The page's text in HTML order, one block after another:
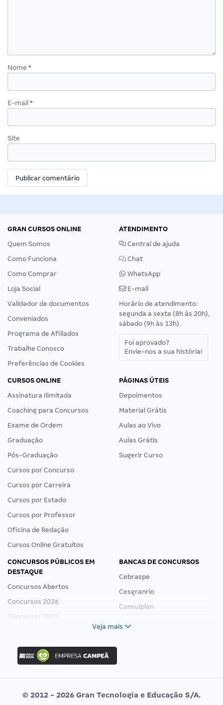
Nome *
E-mail *
Site
GRAN CURSOS ONLINE
Quem Somos
Como Funciona
Como Comprar
Loja Social
Validador de documentos
Conveniados
Programa de Afiliados
Trabalhe Conosco
Preferências de Cookies
ATENDIMENTO
Central de ajuda
Chat
WhatsApp
E-mail
Horário de atendimento:
segunda a sexta (8h às 20h),
sábado (9h às 13h).
Foi aprovado?
Envie-nos a sua história!
CURSOS ONLINE
Assinatura Ilimitada
Coaching para Concursos
Exame de Ordem
Graduação
Pós-Graduação
Cursos por Concurso
Cursos por Carreira
Cursos por Estado
Cursos por Professor
Oficina de Redação
Cursos Online Gratuitos
PÁGINAS ÚTEIS
Depoimentos
Material Grátis
Aulas ao Vivo
Aulas Grátis
Sugerir Curso
CONCURSOS PÚBLICOS EM
DESTAQUE
Concursos Abertos
Concursos 2026
Concursos 2025
Concurso Ibama
Concurso MPU
Editais publicados
BANCAS DE CONCURSOS
Cebraspe
Cesgranrio
Consulplan
Vunesp
Veja mais
© 2012 - 2026 Gran Tecnologia e Educação S/A.